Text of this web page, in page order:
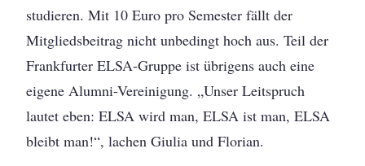
studieren. Mit 10 Euro pro Semester fällt der
Mitgliedsbeitrag nicht unbedingt hoch aus. Teil der
Frankfurter ELSA-Gruppe ist übrigens auch eine
eigene Alumni-Vereinigung. „Unser Leitspruch
lautet eben: ELSA wird man, ELSA ist man, ELSA
bleibt man!“, lachen Giulia und Florian.